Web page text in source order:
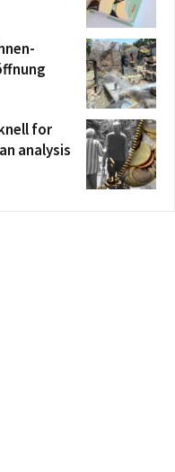
for
analysis